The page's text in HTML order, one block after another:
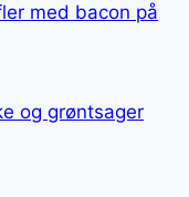
med bacon på
og grøntsager